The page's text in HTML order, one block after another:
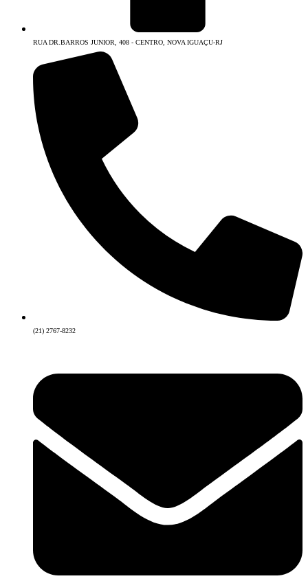
RUA DR.BARROS JUNIOR, 408 - CENTRO, NOVA IGUAÇU-RJ
(21) 2767-8232